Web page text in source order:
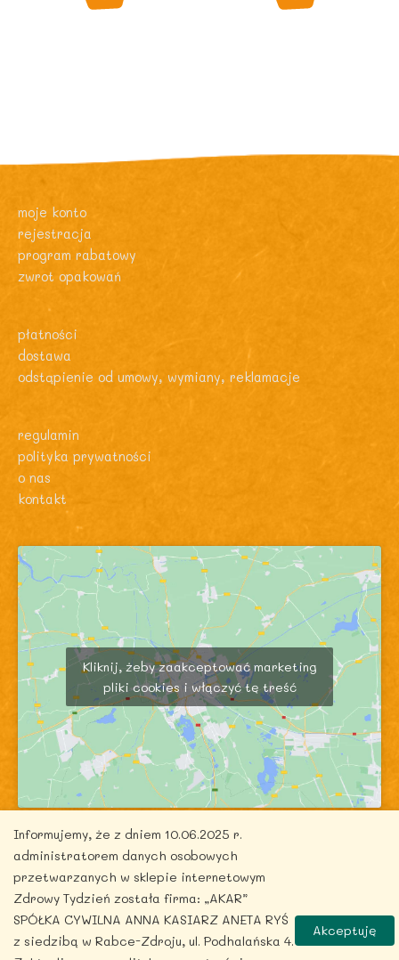
moje konto
rejestracja
program rabatowy
zwrot opakowań
płatności
dostawa
odstąpienie od umowy, wymiany, reklamacje
regulamin
polityka prywatności
o nas
kontakt
Kliknij, żeby zaakceptować marketing
pliki cookies i włączyć tę treść
Copyright © 2026 zdrowytydzien.pl | Powered by
ITentego.pl
Informujemy, że z dniem 10.06.2025 r.
administratorem danych osobowych
przetwarzanych w sklepie internetowym
Zdrowy Tydzień została firma: „AKAR”
SPÓŁKA CYWILNA ANNA KASIARZ ANETA RYŚ
z siedzibą w Rabce-Zdroju, ul. Podhalańska 4.
Akceptuję